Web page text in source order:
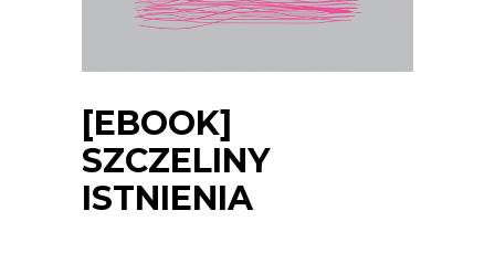
[EBOOK]
SZCZELINY
ISTNIENIA